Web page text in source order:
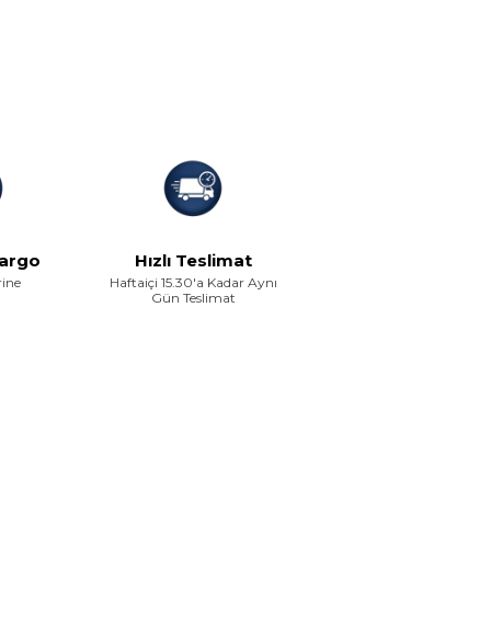
Hızlı Teslimat
Haftaiçi 15.30'a Kadar Aynı
Gün Teslimat